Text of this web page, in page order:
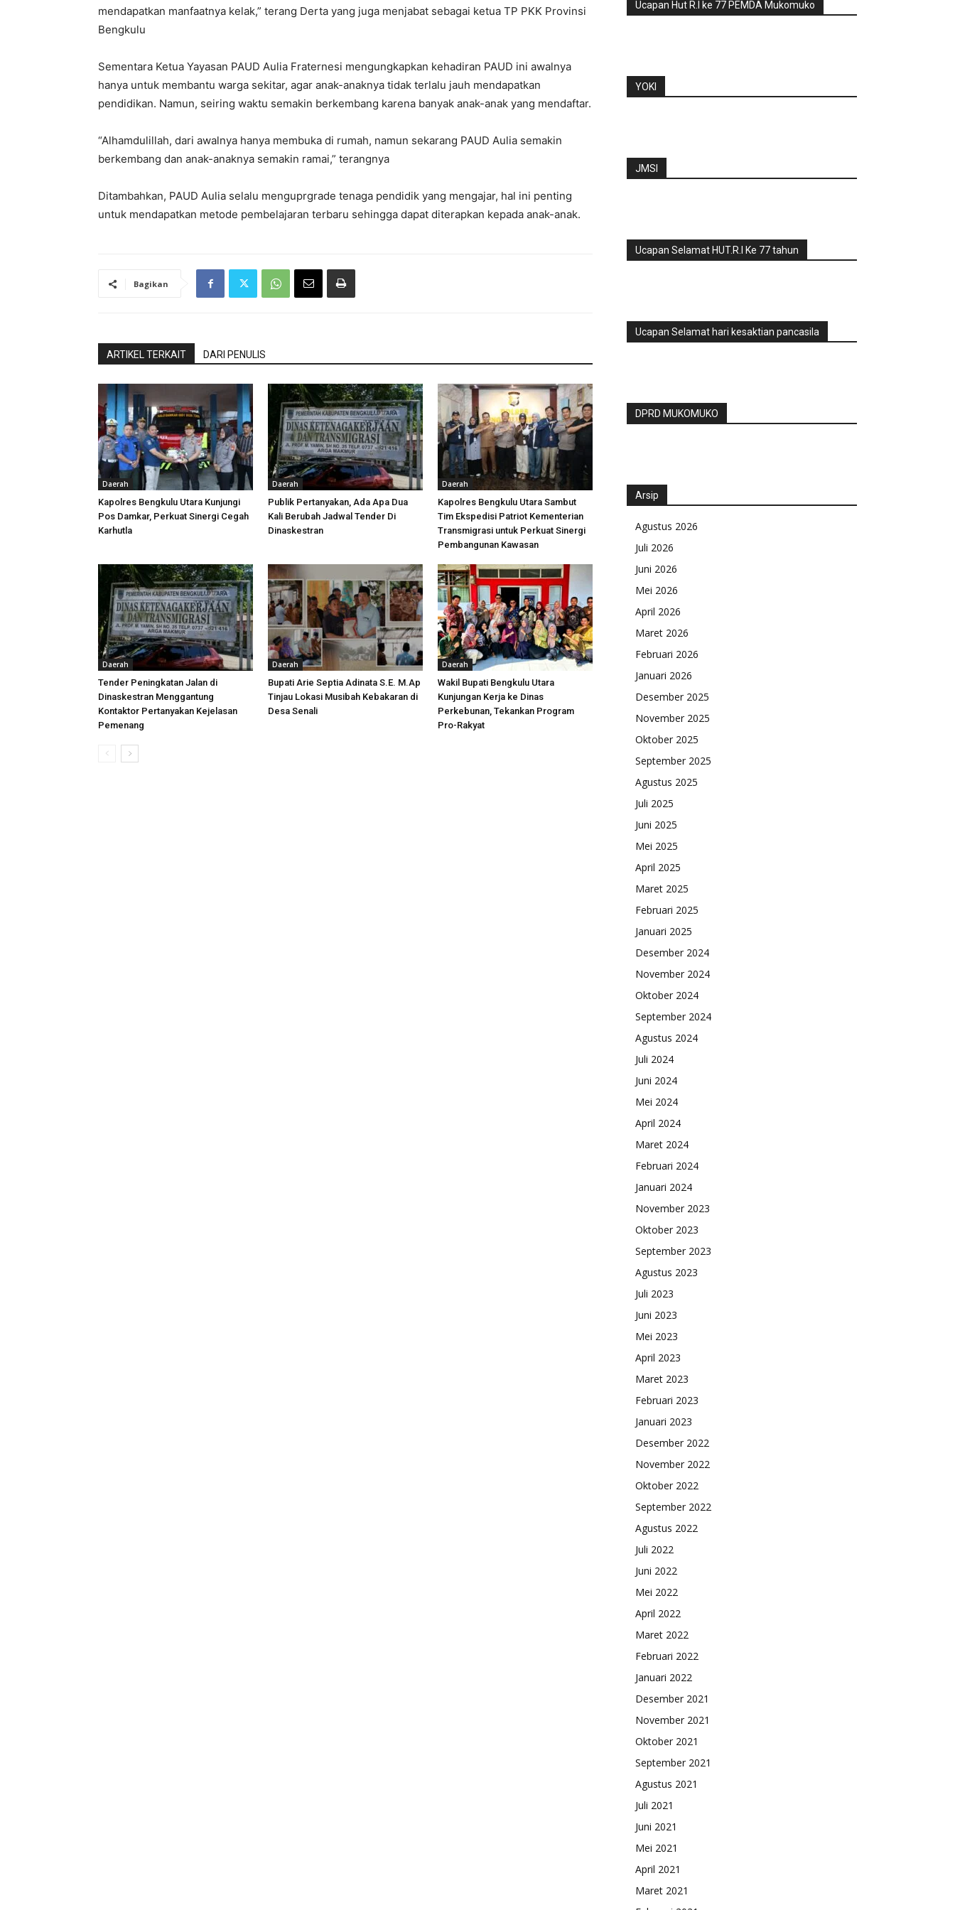
mendapatkan manfaatnya kelak,” terang Derta yang juga menjabat sebagai ketua TP PKK Provinsi
Bengkulu
Sementara Ketua Yayasan PAUD Aulia Fraternesi mengungkapkan kehadiran PAUD ini awalnya
hanya untuk membantu warga sekitar, agar anak-anaknya tidak terlalu jauh mendapatkan
pendidikan. Namun, seiring waktu semakin berkembang karena banyak anak-anak yang mendaftar.
“Alhamdulillah, dari awalnya hanya membuka di rumah, namun sekarang PAUD Aulia semakin
berkembang dan anak-anaknya semakin ramai,” terangnya
Ditambahkan, PAUD Aulia selalu menguprgrade tenaga pendidik yang mengajar, hal ini penting
untuk mendapatkan metode pembelajaran terbaru sehingga dapat diterapkan kepada anak-anak.
Bagikan
ARTIKEL TERKAIT DARI PENULIS
Daerah
Kapolres Bengkulu Utara Kunjungi
Pos Damkar, Perkuat Sinergi Cegah
Karhutla
Daerah
Publik Pertanyakan, Ada Apa Dua
Kali Berubah Jadwal Tender Di
Dinaskestran
Daerah
Kapolres Bengkulu Utara Sambut
Tim Ekspedisi Patriot Kementerian
Transmigrasi untuk Perkuat Sinergi
Pembangunan Kawasan
Daerah
Tender Peningkatan Jalan di
Dinaskestran Menggantung
Kontaktor Pertanyakan Kejelasan
Pemenang
Daerah
Bupati Arie Septia Adinata S.E. M.Ap
Tinjau Lokasi Musibah Kebakaran di
Desa Senali
Daerah
Wakil Bupati Bengkulu Utara
Kunjungan Kerja ke Dinas
Perkebunan, Tekankan Program
Pro-Rakyat
Ucapan Hut R.I ke 77 PEMDA Mukomuko
YOKI
JMSI
Ucapan Selamat HUT.R.I Ke 77 tahun
Ucapan Selamat hari kesaktian pancasila
DPRD MUKOMUKO
Arsip
Agustus 2026
Juli 2026
Juni 2026
Mei 2026
April 2026
Maret 2026
Februari 2026
Januari 2026
Desember 2025
November 2025
Oktober 2025
September 2025
Agustus 2025
Juli 2025
Juni 2025
Mei 2025
April 2025
Maret 2025
Februari 2025
Januari 2025
Desember 2024
November 2024
Oktober 2024
September 2024
Agustus 2024
Juli 2024
Juni 2024
Mei 2024
April 2024
Maret 2024
Februari 2024
Januari 2024
November 2023
Oktober 2023
September 2023
Agustus 2023
Juli 2023
Juni 2023
Mei 2023
April 2023
Maret 2023
Februari 2023
Januari 2023
Desember 2022
November 2022
Oktober 2022
September 2022
Agustus 2022
Juli 2022
Juni 2022
Mei 2022
April 2022
Maret 2022
Februari 2022
Januari 2022
Desember 2021
November 2021
Oktober 2021
September 2021
Agustus 2021
Juli 2021
Juni 2021
Mei 2021
April 2021
Maret 2021